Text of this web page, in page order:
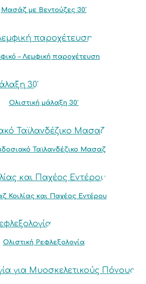
Μασάζ με Βεντούζες 30′
– Λεμφική παροχέτευση
Ολιστική μάλαξη 30′
Ταϊλανδέζικο Μασαζ
Κοιλίας και Παχέος Εντέρου
Ολιστική Ρεφλεξολογία